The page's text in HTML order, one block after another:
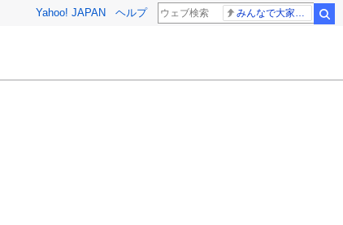
Yahoo! JAPAN ヘルプ みんなで大家さん 2881億円